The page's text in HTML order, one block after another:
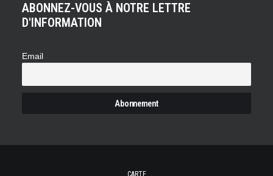
ABONNEZ-VOUS À NOTRE LETTRE
D'INFORMATION
Email
CARTE